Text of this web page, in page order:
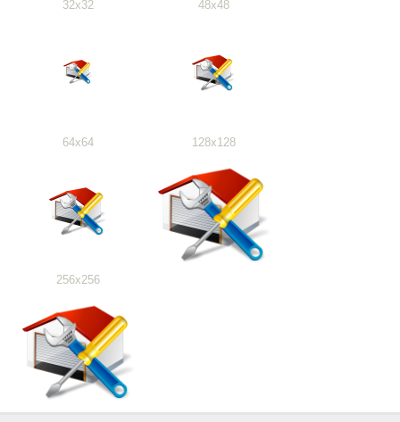
32x32 48x48
64x64 128x128
256x256